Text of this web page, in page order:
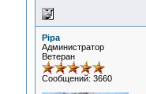
Pipa
Администратор
Ветеран
Сообщений: 3660